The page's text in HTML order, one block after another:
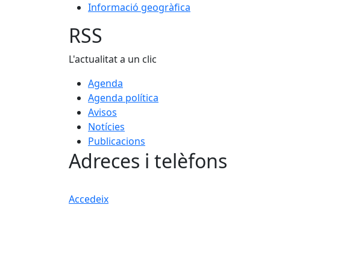
Informació geogràfica
RSS
L'actualitat a un clic
Agenda
Agenda política
Avisos
Notícies
Publicacions
Adreces i telèfons
Accedeix